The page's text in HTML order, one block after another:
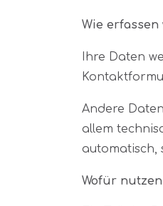
Wie erfassen
Ihre Daten
Andere
allem
automatisch,
Wofür